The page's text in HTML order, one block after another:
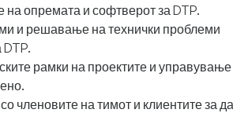
опремата и софтверот за DTP.
и решавање на технички проблеми
DTP.
рамки на проектите и управување
членовите на тимот и клиентите за